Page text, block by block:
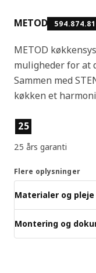
METOD 594.874.81
METOD
muligheder for at
Sammen med
køkken et
Produktfunktioner
25
25 års garanti
Flere oplysninger
Materialer og pleje
Montering og